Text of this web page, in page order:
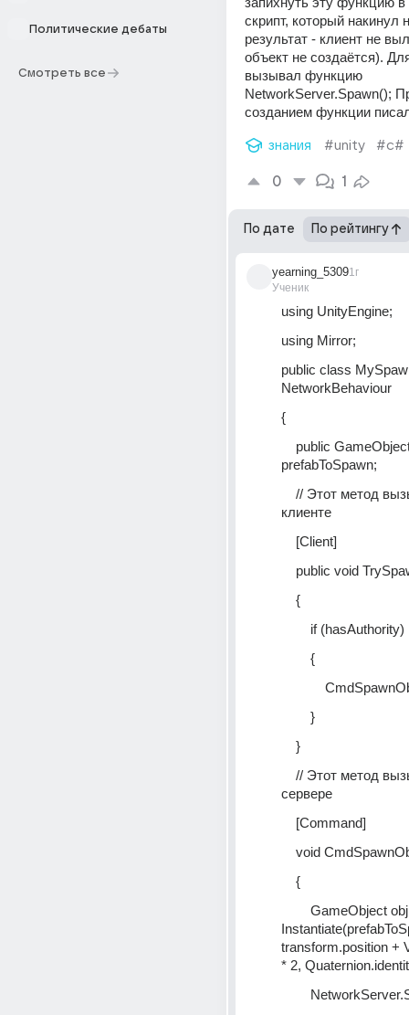
Политические дебаты
Смотреть все
скрипт, который накинул
результат - клиент не
объект не создаётся).
вызывал функцию
NetworkServer.Spawn();
созданием функции
знания #unity #c#
0 1
По дате По рейтингу
yearning_5309
Ученик
1г
using UnityEngine;
using Mirror;
public class
NetworkBehaviour
{
prefabToSpawn;
клиенте
    [Client]
public void
    {
        if (hasAuthority)
        {
        }
    }
сервере
    [Command]
void
    {
transform.position +
* 2,